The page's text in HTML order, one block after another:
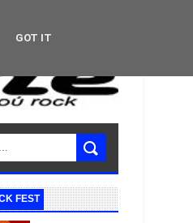
FEST
GOT IT